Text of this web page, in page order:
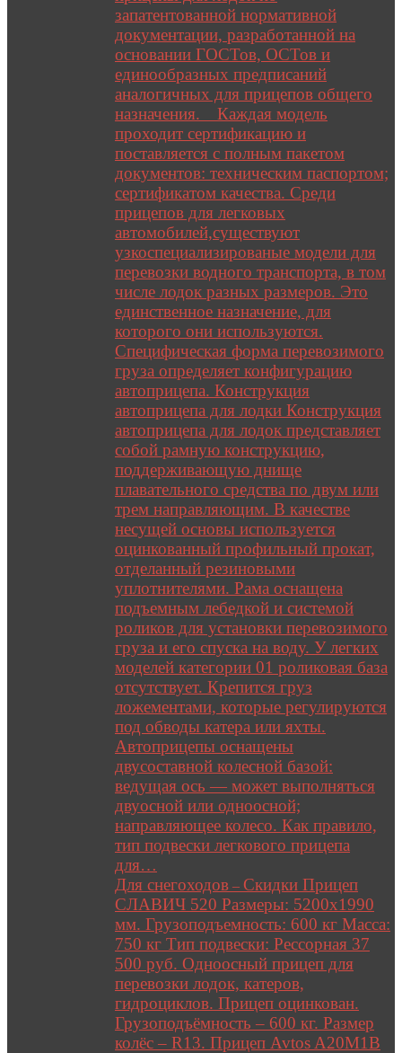
запатентованной нормативной
документации, разработанной на
основании ГОСТов, ОСТов и
единообразных предписаний
аналогичных для прицепов общего
назначения. Каждая модель
проходит сертификацию и
поставляется с полным пакетом
документов: техническим паспортом;
сертификатом качества. Среди
прицепов для легковых
автомобилей,существуют
узкоспециализированые модели для
перевозки водного транспорта, в том
числе лодок разных размеров. Это
единственное назначение, для
которого они используются.
Специфическая форма перевозимого
груза определяет конфигурацию
автоприцепа. Конструкция
автоприцепа для лодки Конструкция
автоприцепа для лодок представляет
собой рамную конструкцию,
поддерживающую днище
плавательного средства по двум или
трем направляющим. В качестве
несущей основы используется
оцинкованный профильный прокат,
отделанный резиновыми
уплотнителями. Рама оснащена
подъемным лебедкой и системой
роликов для установки перевозимого
груза и его спуска на воду. У легких
моделей категории 01 роликовая база
отсутствует. Крепится груз
ложементами, которые регулируются
под обводы катера или яхты.
Автоприцепы оснащены
двусоставной колесной базой:
ведущая ось — может выполняться
двуосной или одноосной;
направляющее колесо. Как правило,
тип подвески легкового прицепа
для…
Для снегоходов – Скидки Прицеп
СЛАВИЧ 520 Размеры: 5200х1990
мм. Грузоподъемность: 600 кг Масса:
750 кг Тип подвески: Рессорная 37
500 руб. Одноосный прицеп для
перевозки лодок, катеров,
гидроциклов. Прицеп оцинкован.
Грузоподъёмность – 600 кг. Размер
колёс – R13. Прицеп Avtos A20M1B